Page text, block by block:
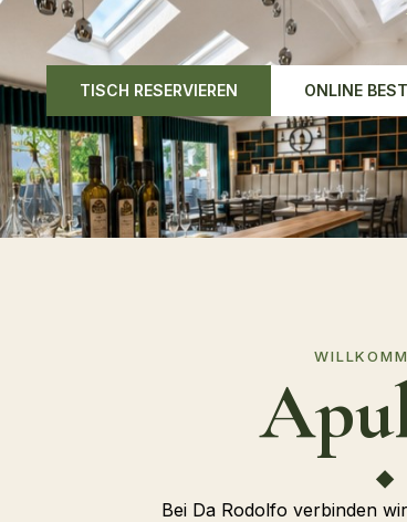
TISCH RESERVIEREN ONLINE
◆
Bei Da Rodolfo verbinden